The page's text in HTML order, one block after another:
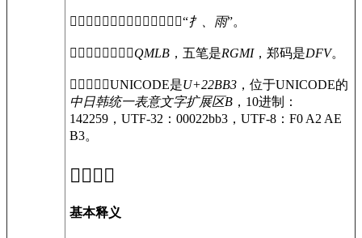
〔 𢮳 〕字是左右结构，可拆字为“扌、雨”。
〔 𢮳 〕字仓颉码是QMLB ，五笔是RGMI，郑码是DFV。
〔 𢮳 〕字的UNICODE是U+22BB3 ，位于UNICODE的
中日韩统一表意文字扩展区B ，10进制：
142259，UTF-32：00022bb3，UTF-8：F0 A2 AE
B3。
𢮳的意思
基本释义